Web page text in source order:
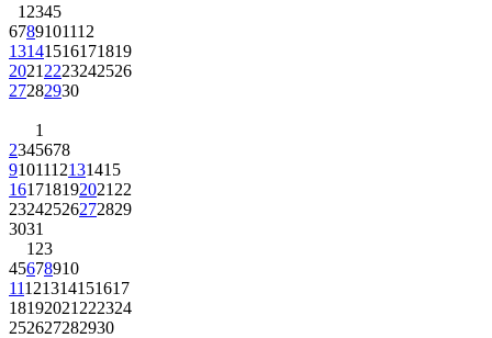
1 2345
6789101112
13141516171819
2021 2223242526
27282930
1
2345678
9101112131415
161718192021 22
23242526272829
3031
1 23
45678910
11121314151617
18192021 222324
252627282930